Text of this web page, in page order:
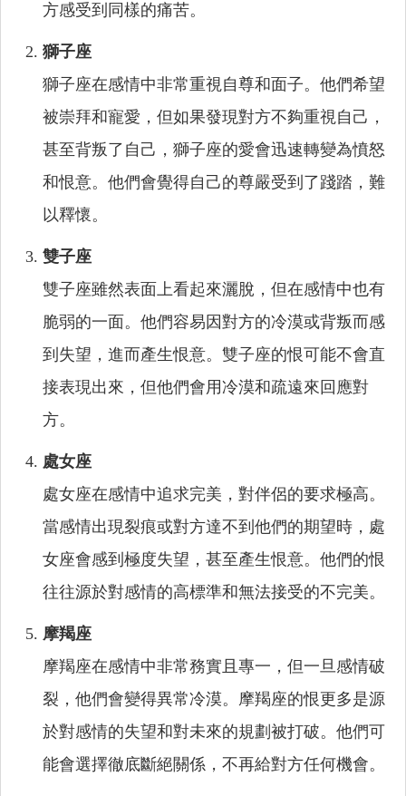
方感受到同樣的痛苦。
獅子座
獅子座在感情中非常重視自尊和面子。他們希望
被崇拜和寵愛，但如果發現對方不夠重視自己，
甚至背叛了自己，獅子座的愛會迅速轉變為憤怒
和恨意。他們會覺得自己的尊嚴受到了踐踏，難
以釋懷。
雙子座
雙子座雖然表面上看起來灑脫，但在感情中也有
脆弱的一面。他們容易因對方的冷漠或背叛而感
到失望，進而產生恨意。雙子座的恨可能不會直
接表現出來，但他們會用冷漠和疏遠來回應對
方。
處女座
處女座在感情中追求完美，對伴侶的要求極高。
當感情出現裂痕或對方達不到他們的期望時，處
女座會感到極度失望，甚至產生恨意。他們的恨
往往源於對感情的高標準和無法接受的不完美。
摩羯座
摩羯座在感情中非常務實且專一，但一旦感情破
裂，他們會變得異常冷漠。摩羯座的恨更多是源
於對感情的失望和對未來的規劃被打破。他們可
能會選擇徹底斷絕關係，不再給對方任何機會。